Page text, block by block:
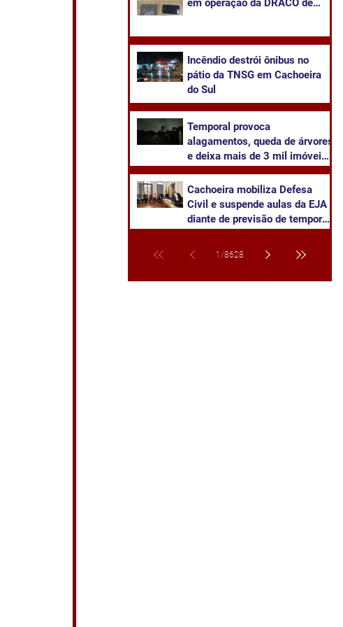
em operação da DRACO de
Incêndio destrói ônibus no
pátio da TNSG em Cachoeira
do Sul
Temporal provoca
alagamentos, queda de árvores
e deixa mais de 3 mil imóveis
Sul
Cachoeira mobiliza Defesa
Civil e suspende aulas da EJA
diante de previsão de temporal
1 /8628